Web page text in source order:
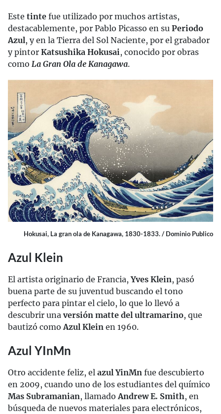
Este tinte fue utilizado por muchos artistas,
destacablemente, por Pablo Picasso en su Periodo
Azul, y en la Tierra del Sol Naciente, por el grabador
y pintor Katsushika Hokusai, conocido por obras
como La Gran Ola de Kanagawa.
Hokusai, La gran ola de Kanagawa, 1830-1833. / Dominio Publico
Azul Klein
El artista originario de Francia,Yves Klein, pasó
buena parte de su juventud buscando el tono
perfecto para pintar el cielo, lo que lo llevó a
descubrir una versión matte del ultramarino, que
bautizó como Azul Klein en 1960.
Azul YInMn
Otro accidente feliz, el azul YinMn fue descubierto
en 2009, cuando uno de los estudiantes del químico
Mas Subramanian, llamado Andrew E. Smith, en
búsqueda de nuevos materiales para electrónicos,